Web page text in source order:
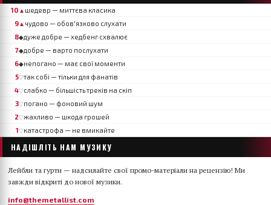
10 ▲ шедевр — миттєва класика
9▲ чудово — обов'язково слухати
8◆дуже добре — хедбенг схвалює
7◆добре — варто послухати
6◆непогано — має свої моменти
5▽так собі — тільки для фанатів
4▽слабко — більшість треків на скіп
3▽погано — фоновий шум
2▽жахливо — шкода грошей
1▽катастрофа — не вмикайте
НАДІШЛІТЬ НАМ МУЗИКУ
Лейбли та гурти — надсилайте свої промо-матеріали на рецензію! Ми
завжди відкриті до нової музики.
info@themetallist.com